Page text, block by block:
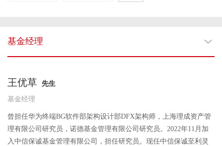
基金经理
王优草 先生
基金经理
曾担任华为终端BG软件部架构设计部DFX架构师，上海理成资产管
理有限公司研究员，诺德基金管理有限公司研究员。2022年11月加
入中信保诚基金管理有限公司，担任研究员。现任中信保诚至利灵